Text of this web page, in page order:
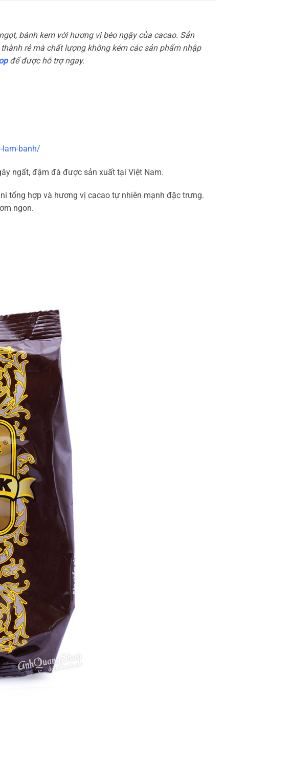
bánh kem với hương vị béo ngậy của cacao. Sản
rẻ mà chất lượng không kém các sản phẩm nhập
để được hỗ trợ ngay.
lam-banh/
ngất, đậm đà được sản xuất tại Việt Nam.
tổng hợp và hương vị cacao tự nhiên mạnh đặc trưng.
ngon.